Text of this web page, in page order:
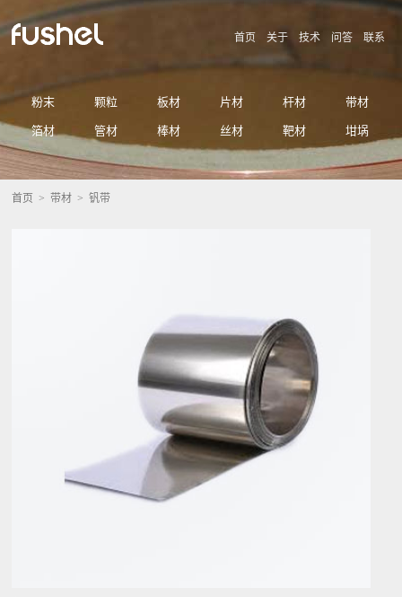
首页 关于 技术 问答 联系
粉末 颗粒 板材 片材 杆材 带材
箔材 管材 棒材 丝材 靶材 坩埚
首页 > 带材 > 钒带